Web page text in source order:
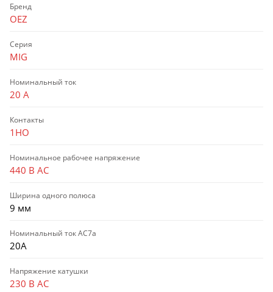
Бренд
OEZ
Серия
MIG
Номинальный ток
20 А
Контакты
1НО
Номинальное рабочее напряжение
440 В AC
Ширина одного полюса
9 мм
Номинальный ток AC7a
20А
Напряжение катушки
230 В AC